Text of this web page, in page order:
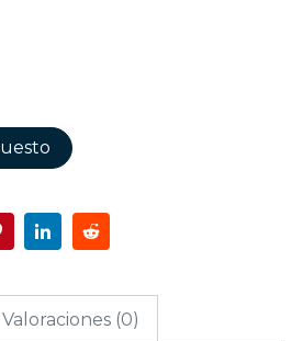
Valoraciones (0)